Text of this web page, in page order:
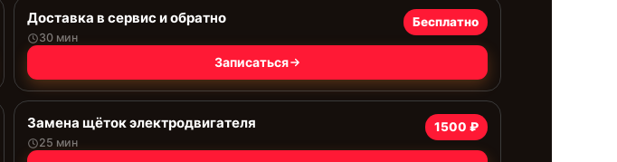
Доставка в сервис и обратно
30 мин
Бесплатно
Записаться
Замена щёток электродвигателя
25 мин
1500 ₽